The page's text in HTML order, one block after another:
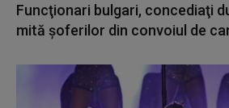
Funcţionari bulgari, concediaţi
mită șoferilor din convoiul de